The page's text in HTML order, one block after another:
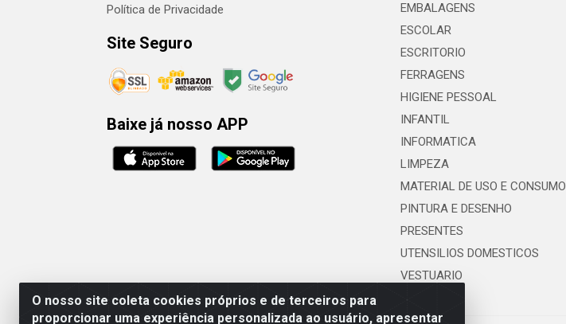
O nosso site coleta cookies próprios e de terceiros para
proporcionar uma experiência personalizada ao usuário, apresentar
Política de Privacidade
Site Seguro
Baixe já nosso APP
EMBALAGENS
ESCOLAR
ESCRITORIO
FERRAGENS
HIGIENE PESSOAL
INFANTIL
INFORMATICA
LIMPEZA
MATERIAL DE USO E CONSUMO
PINTURA E DESENHO
PRESENTES
UTENSILIOS DOMESTICOS
VESTUARIO